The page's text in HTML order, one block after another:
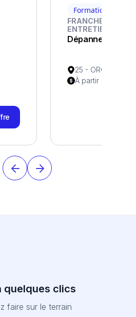
Formation incluse
FRANCHE COMTE
ENTRETIEN
Dépanneur
25 - ORCHAMPS
À partir de 1680€
quelques clics
faire sur le terrain